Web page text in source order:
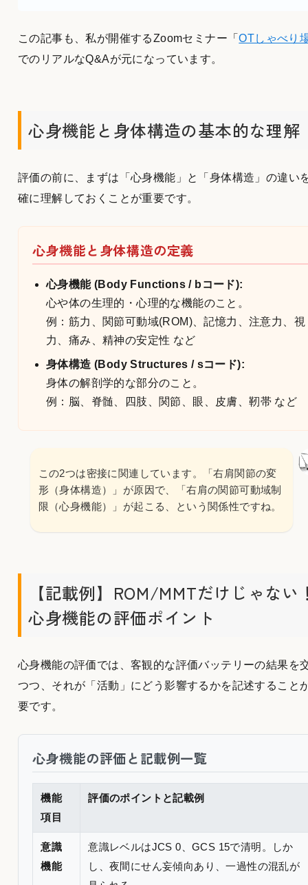
この記事も、私が開催するZoomセミナー「OTしゃべり
でのリアルなQ&Aが元になっています。
心身機能と身体構造の基本的な理解
評価の前に、まずは「心身機能」と「身体構造」の違い
確に理解しておくことが重要です。
心身機能と身体構造の定義
心身機能 (Body Functions / bコード):
心や体の生理的・心理的な機能のこと。
例：筋力、関節可動域(ROM)、記憶力、注意力、視
力、痛み、精神の安定性 など
身体構造 (Body Structures / sコード):
身体の解剖学的な部分のこと。
例：脳、脊髄、四肢、関節、眼、皮膚、靭帯 など
この2つは密接に関連しています。「右肩関節の変
形（身体構造）」が原因で、「右肩の関節可動域制
限（心身機能）」が起こる、という関係性ですね。
【記載例】ROM/MMTだけじゃない
心身機能の評価ポイント
心身機能の評価では、客観的な評価バッテリーの結果を
つつ、それが「活動」にどう影響するかを記述すること
要です。
心身機能の評価と記載例一覧
機能
項目
評価のポイントと記載例
意識
機能
意識レベルはJCS 0、GCS 15で清明。しか
し、夜間にせん妄傾向あり、一過性の混乱が